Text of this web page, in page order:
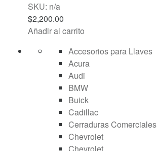
SKU: n/a
$2,200.00
Añadir al carrito
Accesorios para Llaves
Acura
Audi
BMW
Buick
Cadillac
Cerraduras Comerciales
Chevrolet